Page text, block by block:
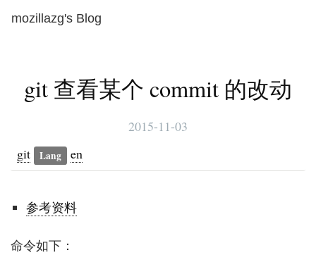
mozillazg's Blog
git 查看某个 commit 的改动
2015-11-03
git
Lang en
参考资料
命令如下：